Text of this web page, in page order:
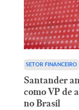
SETOR FINANCEIRO
Santander
como VP de
no Brasil